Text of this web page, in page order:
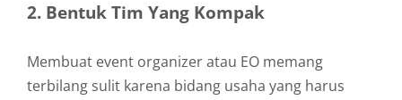
2. Bentuk Tim Yang Kompak
Membuat event organizer atau EO memang
terbilang sulit karena bidang usaha yang harus